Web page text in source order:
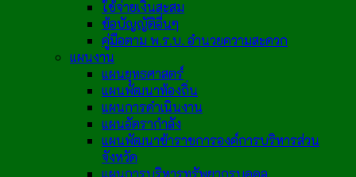
ใช้จ่ายเงินสะสม
ข้อบัญญัติอื่นๆ
คู่มือตาม พ.ร.บ. อำนวยความสะดวก
แผนงาน
แผนยุทธศาสตร์
แผนพัฒนาท้องถิ่น
แผนการดำเนินงาน
แผนอัตรากำลัง
แผนพัฒนาข้าราชการองค์การบริหารส่วน
จังหวัด
แผนการบริหารทรัพยากรบุคคล